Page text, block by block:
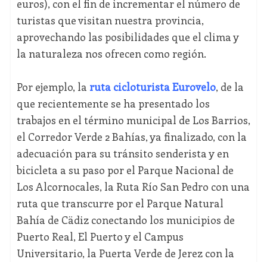
euros), con el fin de incrementar el número de
turistas que visitan nuestra provincia,
aprovechando las posibilidades que el clima y
la naturaleza nos ofrecen como región.
Por ejemplo, la ruta cicloturista Eurovelo, de la
que recientemente se ha presentado los
trabajos en el término municipal de Los Barrios,
el Corredor Verde 2 Bahías, ya finalizado, con la
adecuación para su tránsito senderista y en
bicicleta a su paso por el Parque Nacional de
Los Alcornocales, la Ruta Río San Pedro con una
ruta que transcurre por el Parque Natural
Bahía de Cädiz conectando los municipios de
Puerto Real, El Puerto y el Campus
Universitario, la Puerta Verde de Jerez con la